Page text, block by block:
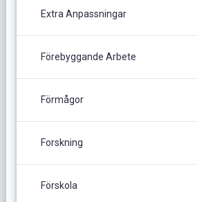
Extra Anpassningar
Förebyggande Arbete
Förmågor
Forskning
Förskola